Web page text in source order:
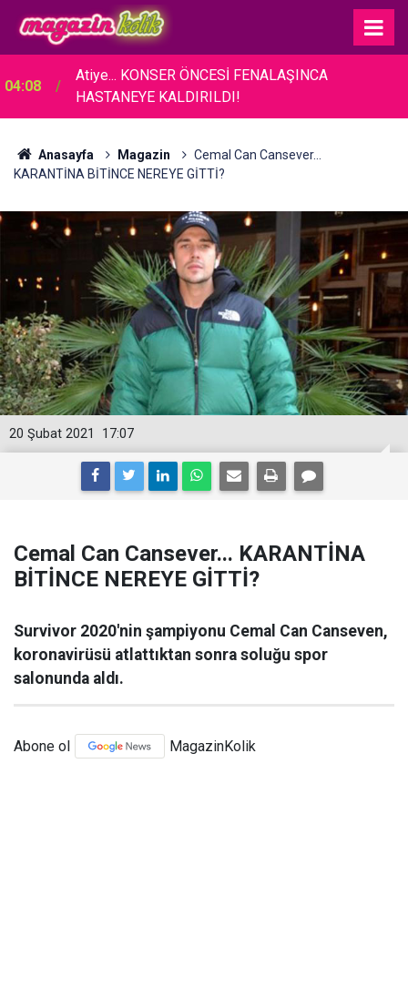
04:08
Atiye... KONSER ÖNCESİ FENALAŞINCA
HASTANEYE KALDIRILDI!
Anasayfa Magazin
Cemal Can Cansever...
KARANTİNA BİTİNCE NEREYE GİTTİ?
17:07
20 Şubat 2021
Cemal Can Cansever... KARANTİNA
BİTİNCE NEREYE GİTTİ?
Survivor 2020'nin şampiyonu Cemal Can Canseven,
koronavirüsü atlattıktan sonra soluğu spor
salonunda aldı.
Abone ol MagazinKolik